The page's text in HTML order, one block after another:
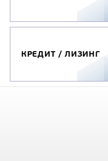
КРЕДИТ / ЛИЗИНГ